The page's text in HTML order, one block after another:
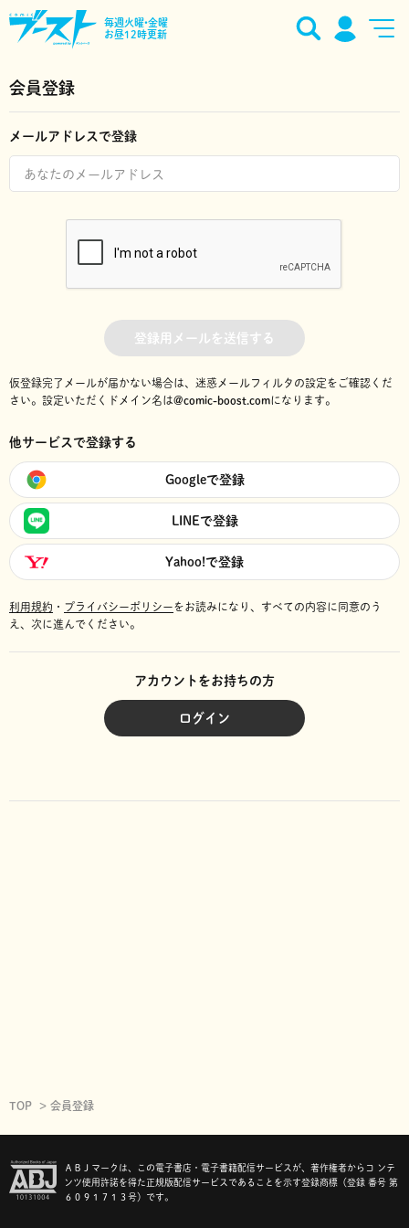
毎週火曜•金曜
お昼12時更新
会員登録
メールアドレスで登録
登録用メールを送信する
仮登録完了メールが届かない場合は、迷惑メールフィルタの設定をご確認くだ
さい。 設定いただくドメイン名は@comic-boost.comになります。
他サービスで登録する
Googleで登録
LINEで登録
Yahoo!で登録
利用規約 ・ プライバシーポリシーをお読みになり、 すべての内容に同意のう
え、次に進んでください。
アカウントをお持ちの方
ログイン
TOP 会員登録
ＡＢＪマークは、この電子書店・電子書籍配信サービスが、著作権者からコ ンテ
ンツ使用許諾を得た正規版配信サービスであることを示す登録商標（登録 番号 第
６０９１７１３号）です。